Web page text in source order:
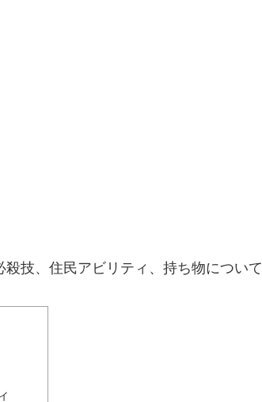
技、住民アビリティ、持ち物について